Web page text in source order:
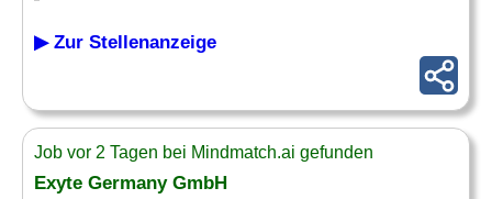
▶ Zur Stellenanzeige
Job vor 2 Tagen bei Mindmatch.ai gefunden
Exyte Germany GmbH